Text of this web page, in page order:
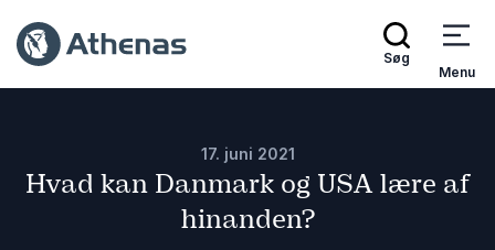
Søg
Menu
17. juni 2021
Hvad kan Danmark og USA lære af
hinanden?